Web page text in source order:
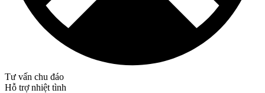
Tư vấn chu đáo
Hỗ trợ nhiệt tình